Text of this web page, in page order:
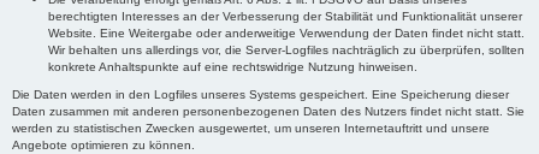
berechtigten Interesses an der Verbesserung der Stabilität und Funktionalität unserer
Website. Eine Weitergabe oder anderweitige Verwendung der Daten findet nicht statt.
Wir behalten uns allerdings vor, die Server-Logfiles nachträglich zu überprüfen, sollten
konkrete Anhaltspunkte auf eine rechtswidrige Nutzung hinweisen.
Die Daten werden in den Logfiles unseres Systems gespeichert. Eine Speicherung dieser
Daten zusammen mit anderen personenbezogenen Daten des Nutzers findet nicht statt. Sie
werden zu statistischen Zwecken ausgewertet, um unseren Internetauftritt und unsere
Angebote optimieren zu können.